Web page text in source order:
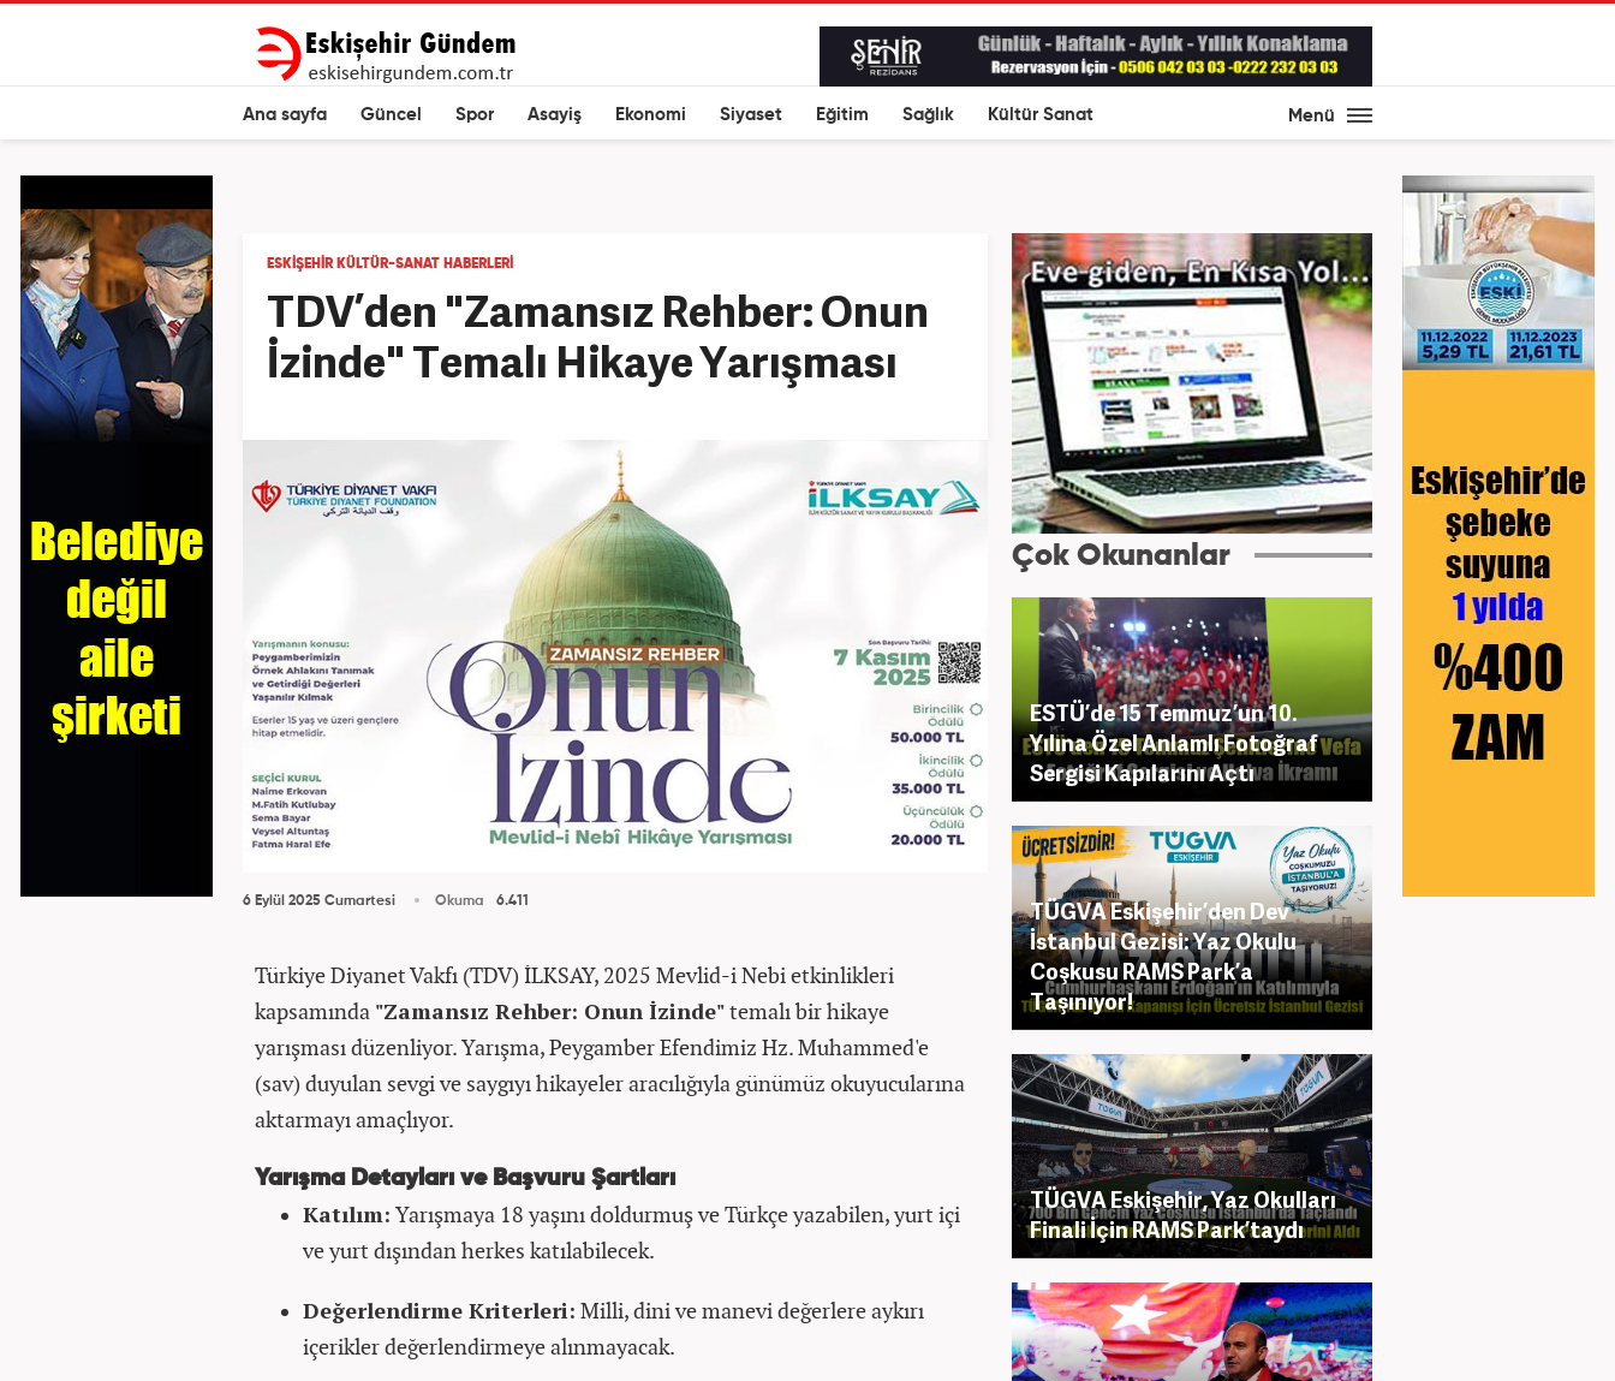
Ana sayfa Güncel Spor Asayiş Ekonomi Siyaset Eğitim Sağlık Kültür Sanat Menü
ESKIŞEHIR KÜLTÜR-SANAT HABERLERI
TDV’den "Zamansız Rehber: Onun
İzinde" Temalı Hikaye Yarışması
6 Eylül 2025 Cumartesi Okuma 6.411
Türkiye Diyanet Vakfı (TDV) İLKSAY, 2025 Mevlid-i Nebi etkinlikleri
kapsamında "Zamansız Rehber: Onun İzinde"temalı bir hikaye
yarışması düzenliyor. Yarışma, Peygamber Efendimiz Hz. Muhammed'e
(sav) duyulan sevgi ve saygıyı hikayeler aracılığıyla günümüz okuyucularına
aktarmayı amaçlıyor.
Yarışma Detayları ve Başvuru Şartları
Katılım: Yarışmaya 18 yaşını doldurmuş ve Türkçe yazabilen, yurt içi
ve yurt dışından herkes katılabilecek.
Değerlendirme Kriterleri: Milli, dini ve manevi değerlere aykırı
içerikler değerlendirmeye alınmayacak.
Çok Okunanlar
ESTÜ’de 15 Temmuz’un 10.
Yılına Özel Anlamlı Fotoğraf
Sergisi Kapılarını Açtı
TÜGVA Eskişehir’den Dev
İstanbul Gezisi: Yaz Okulu
Coşkusu RAMS Park’a
Taşınıyor!
TÜGVA Eskişehir, Yaz Okulları
Finali İçin RAMS Park’taydı